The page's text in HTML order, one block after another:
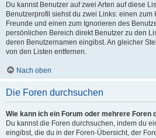
Du kannst Benutzer auf zwei Arten auf diese
Benutzerprofil siehst du zwei Links: einen zum
Freunde und einen zum Ignorieren des
persönlichen Bereich direkt Benutzer zu den
deren Benutzernamen eingibst. An gleicher
von den Listen entfernen.
Nach oben
Die Foren durchsuchen
Wie kann ich ein Forum oder mehrere Foren
Du kannst die Foren durchsuchen, indem du
eingibst, die du in der Foren-Übersicht, der